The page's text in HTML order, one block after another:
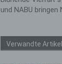
und NABU
Verwandte Artikel